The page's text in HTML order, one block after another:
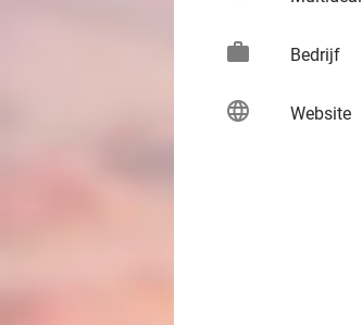
work Bedrijf
language Website